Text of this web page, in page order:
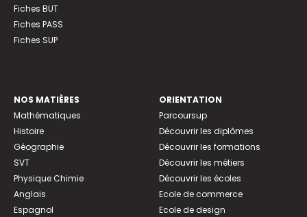
Fiches BUT
Fiches PASS
Fiches SUP
NOS MATIÈRES
Mathématiques
Histoire
Géographie
SVT
Physique Chimie
Anglais
Espagnol
ORIENTATION
Parcoursup
Découvrir les diplômes
Découvrir les formations
Découvrir les métiers
Découvrir les écoles
Ecole de commerce
Ecole de design